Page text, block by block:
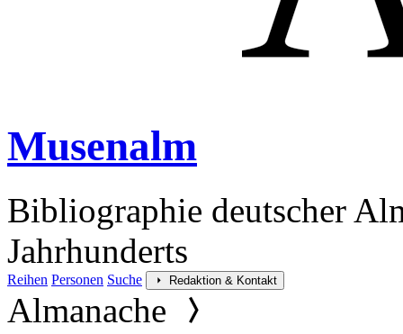
Musenalm
Bibliographie deutscher
Jahrhunderts
Reihen Personen Suche Redaktion & Kontakt
Almanache